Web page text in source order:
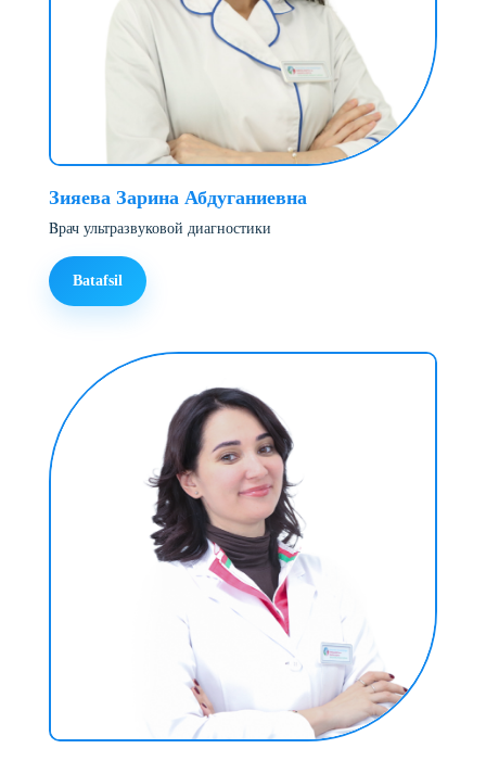
Зияева Зарина Абдуганиевна
Bрач ультразвуковой диагностики
Batafsil